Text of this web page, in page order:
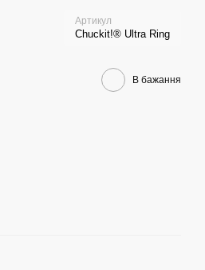
Артикул
Chuckit!® Ultra Ring
В бажання